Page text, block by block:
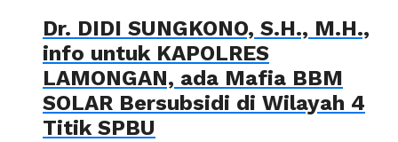
Dr. DIDI SUNGKONO, S.H., M.H.,
info untuk KAPOLRES
LAMONGAN, ada Mafia BBM
SOLAR Bersubsidi di Wilayah 4
Titik SPBU